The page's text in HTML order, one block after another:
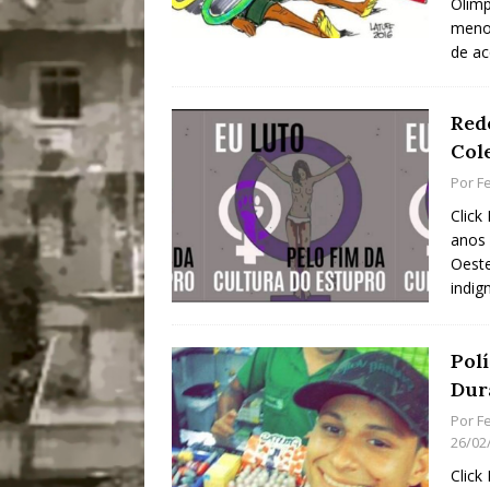
de
Por
Click
anos
Por
26/
Click